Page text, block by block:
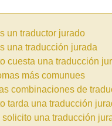
un traductor jurado
una traducción jurada
cuesta una traducción
más comunues
combinaciones de
tarda una traducción
solicito una traducción